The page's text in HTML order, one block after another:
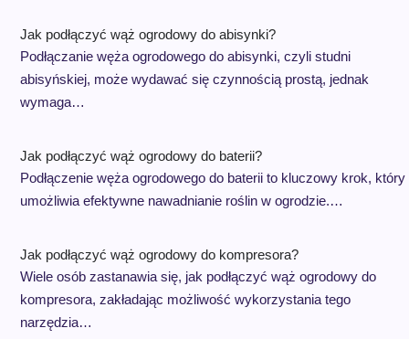
Jak podłączyć wąż ogrodowy do abisynki?
Podłączanie węża ogrodowego do abisynki, czyli studni
abisyńskiej, może wydawać się czynnością prostą, jednak
wymaga…
Jak podłączyć wąż ogrodowy do baterii?
Podłączenie węża ogrodowego do baterii to kluczowy krok, który
umożliwia efektywne nawadnianie roślin w ogrodzie.…
Jak podłączyć wąż ogrodowy do kompresora?
Wiele osób zastanawia się, jak podłączyć wąż ogrodowy do
kompresora, zakładając możliwość wykorzystania tego
narzędzia…